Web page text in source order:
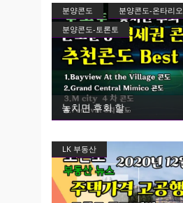
분양콘도
분양콘도-온타리오
분양콘도-토론토
놓치면 후회 할
LK 부동산